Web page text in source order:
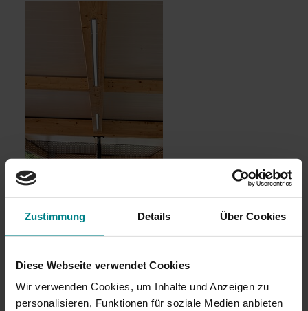
Zustimmung Details Über Cookies
Diese Webseite verwendet Cookies
Wir verwenden Cookies, um Inhalte und Anzeigen zu
personalisieren, Funktionen für soziale Medien anbieten
hell und energiesparend
Zur Beleuchtung werden LED-Leisten in die Holzträger
durch einen Bewegungssensor aktiviert und leuchten